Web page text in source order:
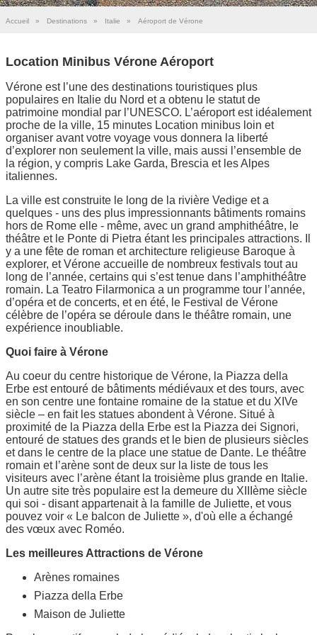
Accueil » Destinations » Italie » Aéroport de Vérone
Location Minibus Vérone Aéroport
Vérone est l’une des destinations touristiques plus
populaires en Italie du Nord et a obtenu le statut de
patrimoine mondial par l’UNESCO. L’aéroport est idéalement
proche de la ville, 15 minutes Location minibus loin et
organiser avant votre voyage vous donnera la liberté
d’explorer non seulement la ville, mais aussi l’ensemble de
la région, y compris Lake Garda, Brescia et les Alpes
italiennes.
La ville est construite le long de la rivière Vedige et a
quelques - uns des plus impressionnants bâtiments romains
hors de Rome elle - même, avec un grand amphithéâtre, le
théâtre et le Ponte di Pietra étant les principales attractions. Il
y a une fête de roman et architecture religieuse Baroque à
explorer, et Vérone accueille de nombreux festivals tout au
long de l’année, certains qui s’est tenue dans l’amphithéâtre
romain. La Teatro Filarmonica a un programme tour l’année,
d’opéra et de concerts, et en été, le Festival de Vérone
célèbre de l’opéra se déroule dans le théâtre romain, une
expérience inoubliable.
Quoi faire à Vérone
Au coeur du centre historique de Vérone, la Piazza della
Erbe est entouré de bâtiments médiévaux et des tours, avec
en son centre une fontaine romaine de la statue et du XIVe
siècle – en fait les statues abondent à Vérone. Situé à
proximité de la Piazza della Erbe est la Piazza dei Signori,
entouré de statues des grands et le bien de plusieurs siècles
et dans le centre de la place une statue de Dante. Le théâtre
romain et l’arène sont de deux sur la liste de tous les
visiteurs avec l’arène étant la troisième plus grande en Italie.
Un autre site très populaire est la demeure du XIIIème siècle
qui soi - disant appartenait à la famille de Juliette, et vous
pouvez voir « Le balcon de Juliette », d'où elle a échangé
des vœux avec Roméo.
Les meilleures Attractions de Vérone
Arènes romaines
Piazza della Erbe
Maison de Juliette